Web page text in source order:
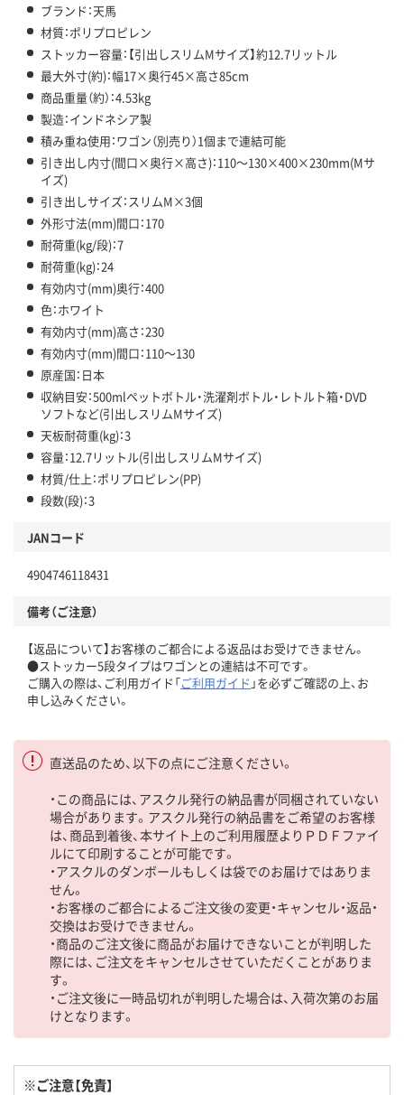
ブランド：天馬
材質：ポリプロピレン
ストッカー容量：【引出しスリムMサイズ】約12.7リットル
最大外寸(約)：幅17×奥行45×高さ85cm
商品重量（約）：4.53kg
製造：インドネシア製
積み重ね使用：ワゴン（別売り）1個まで連結可能
引き出し内寸(間口×奥行×高さ)：110～130×400×230mm(Mサ
イズ)
引き出しサイズ：スリムM×3個
外形寸法(mm)間口：170
耐荷重(kg/段)：7
耐荷重(kg)：24
有効内寸(mm)奥行：400
色：ホワイト
有効内寸(mm)高さ：230
有効内寸(mm)間口：110～130
原産国：日本
収納目安：500mlペットボトル・洗濯剤ボトル・レトルト箱・DVD
ソフトなど(引出しスリムMサイズ)
天板耐荷重(kg)：3
容量：12.7リットル(引出しスリムMサイズ)
材質/仕上：ポリプロピレン(PP)
段数(段)：3
JANコード
4904746118431
備考（ご注意）
【返品について】お客様のご都合による返品はお受けできません。
●ストッカー5段タイプはワゴンとの連結は不可です。
ご購入の際は、ご利用ガイド「ご利用ガイド 」を必ずご確認の上、お
申し込みください。
直送品のため、以下の点にご注意ください。
・この商品には、アスクル発行の納品書が同梱されていない
場合があります。アスクル発行の納品書をご希望のお客様
は、商品到着後、本サイト上のご利用履歴よりＰＤＦファイ
ルにて印刷することが可能です。
・アスクルのダンボールもしくは袋でのお届けではありま
せん。
・お客様のご都合によるご注文後の変更・キャンセル・返品・
交換はお受けできません。
・商品のご注文後に商品がお届けできないことが判明した
際には、ご注文をキャンセルさせていただくことがありま
す。
・ご注文後に一時品切れが判明した場合は、入荷次第のお届
けとなります。
※ご注意【免責】